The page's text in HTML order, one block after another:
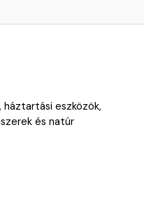
eszközök,
és natúr